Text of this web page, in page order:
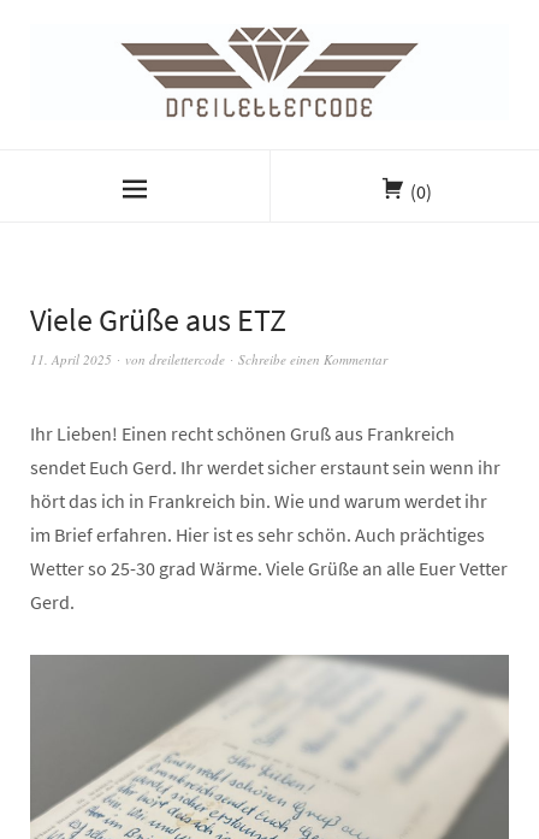
(0)
Viele Grüße aus ETZ
11. April 2025 von dreilettercode Schreibe einen Kommentar
Ihr Lieben! Einen recht schönen Gruß aus Frankreich
sendet Euch Gerd. Ihr werdet sicher erstaunt sein wenn ihr
hört das ich in Frankreich bin. Wie und warum werdet ihr
im Brief erfahren. Hier ist es sehr schön. Auch prächtiges
Wetter so 25-30 grad Wärme. Viele Grüße an alle Euer Vetter
Gerd.